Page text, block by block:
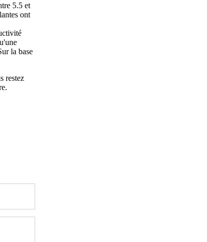
5.5 et
ont
la base
restez